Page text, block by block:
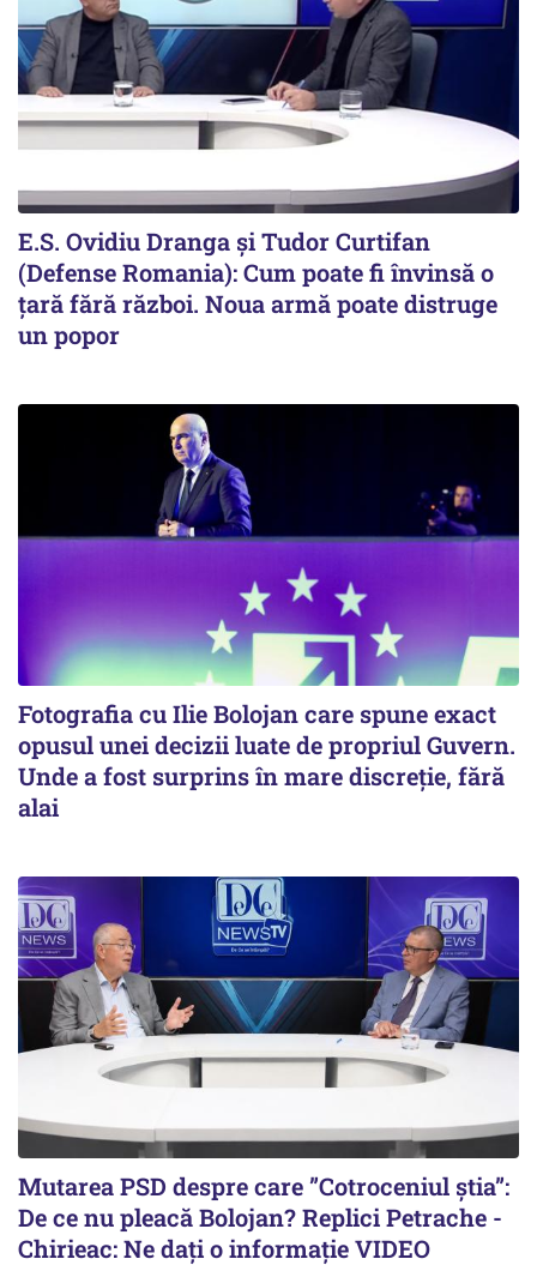
E.S. Ovidiu Dranga și Tudor Curtifan
(Defense Romania): Cum poate fi învinsă o
țară fără război. Noua armă poate distruge
un popor
Fotografia cu Ilie Bolojan care spune exact
opusul unei decizii luate de propriul Guvern.
Unde a fost surprins în mare discreție, fără
alai
Mutarea PSD despre care ”Cotroceniul știa”:
De ce nu pleacă Bolojan? Replici Petrache -
Chirieac: Ne dați o informație VIDEO